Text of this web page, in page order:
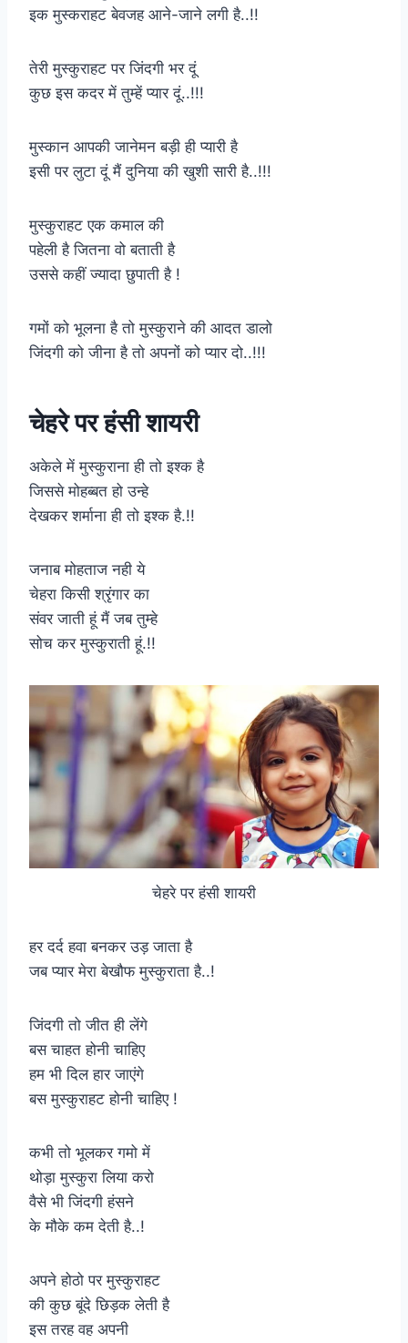
इक मुस्कराहट बेवजह आने-जाने लगी है..!!
तेरी मुस्कुराहट पर जिंदगी भर दूं
कुछ इस कदर में तुम्हें प्यार दूं..!!!
मुस्कान आपकी जानेमन बड़ी ही प्यारी है
इसी पर लुटा दूं मैं दुनिया की खुशी सारी है..!!!
मुस्कुराहट एक कमाल की
पहेली है जितना वो बताती है
उससे कहीं ज्यादा छुपाती है !
गमों को भूलना है तो मुस्कुराने की आदत डालो
जिंदगी को जीना है तो अपनों को प्यार दो..!!!
चेहरे पर हंसी शायरी
अकेले में मुस्कुराना ही तो इश्क है
जिससे मोहब्बत हो उन्हे
देखकर शर्माना ही तो इश्क है.!!
जनाब मोहताज नही ये
चेहरा किसी श्रृंगार का
संवर जाती हूं मैं जब तुम्हे
सोच कर मुस्कुराती हूं.!!
चेहरे पर हंसी शायरी
हर दर्द हवा बनकर उड़ जाता है
जब प्यार मेरा बेखौफ मुस्कुराता है..!
जिंदगी तो जीत ही लेंगे
बस चाहत होनी चाहिए
हम भी दिल हार जाएंगे
बस मुस्कुराहट होनी चाहिए !
कभी तो भूलकर गमो में
थोड़ा मुस्कुरा लिया करो
वैसे भी जिंदगी हंसने
के मौके कम देती है..!
अपने होठो पर मुस्कुराहट
की कुछ बूंदे छिड़क लेती है
इस तरह वह अपनी